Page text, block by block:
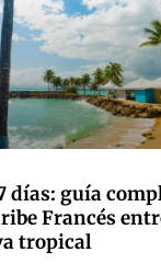
días: guía
Francés
tropical